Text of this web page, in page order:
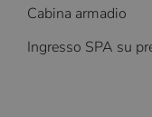
Cabina armadio
Ingresso SPA su